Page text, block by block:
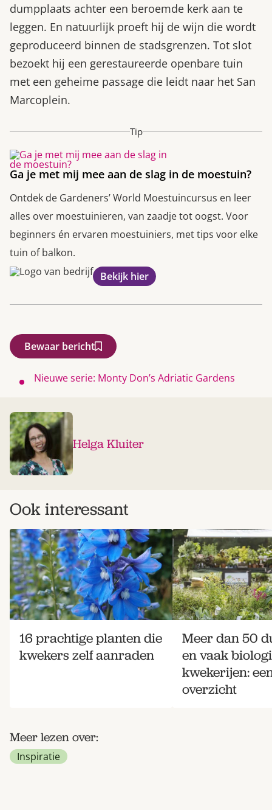
dumpplaats achter een beroemde kerk aan te
leggen. En natuurlijk proeft hij de wijn die wordt
geproduceerd binnen de stadsgrenzen. Tot slot
bezoekt hij een gerestaureerde openbare tuin
met een geheime passage die leidt naar het San
Marcoplein.
Tip
Ga je met mij mee aan de slag in de moestuin?
Ontdek de Gardeners’ World Moestuincursus en leer
alles over moestuinieren, van zaadje tot oogst. Voor
beginners én ervaren moestuiniers, met tips voor elke
tuin of balkon.
Bekijk hier
Bewaar bericht
Nieuwe serie: Monty Don’s Adriatic Gardens
Helga Kluiter
Ook interessant
16 prachtige planten die
kwekers zelf aanraden
Meer dan 50
en vaak
kwekerijen:
overzicht
Meer lezen over:
Inspiratie